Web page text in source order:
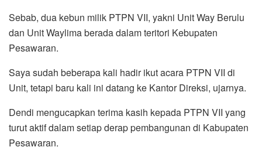
Sebab, dua kebun milik PTPN VII, yakni Unit Way Berulu
dan Unit Waylima berada dalam teritori Kebupaten
Pesawaran.
Saya sudah beberapa kali hadir ikut acara PTPN VII di
Unit, tetapi baru kali ini datang ke Kantor Direksi, ujarnya.
Dendi mengucapkan terima kasih kepada PTPN VII yang
turut aktif dalam setiap derap pembangunan di Kabupaten
Pesawaran.